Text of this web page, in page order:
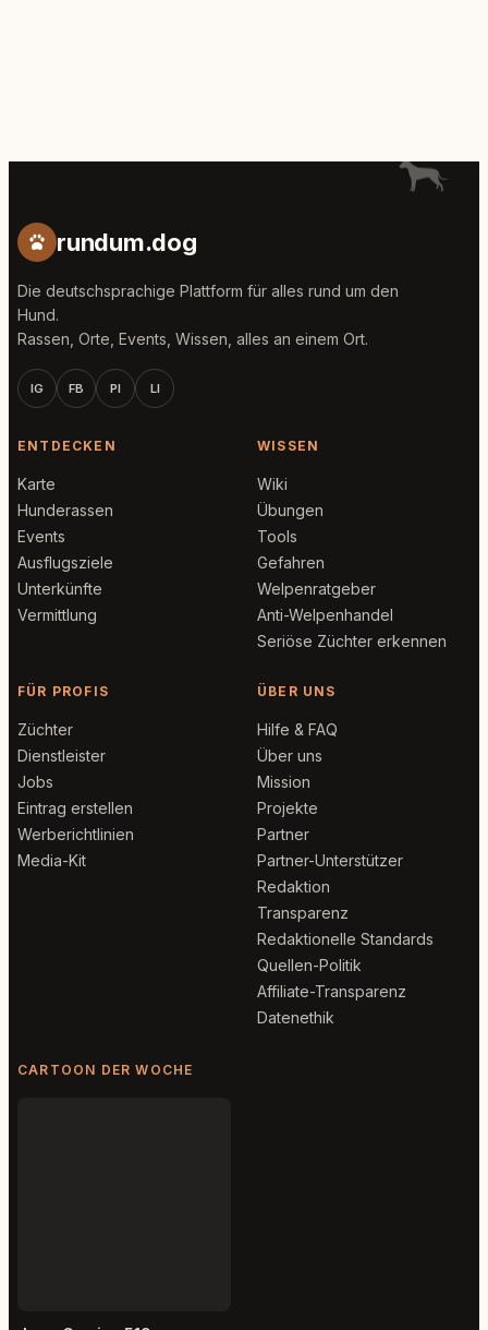
rundum.dog
Die deutschsprachige Plattform für alles rund um den
Hund.
Rassen, Orte, Events, Wissen, alles an einem Ort.
IG FB PI LI
ENTDECKEN
Karte
Hunderassen
Events
Ausflugsziele
Unterkünfte
Vermittlung
WISSEN
Wiki
Übungen
Tools
Gefahren
Welpenratgeber
Anti-Welpenhandel
Seriöse Züchter erkennen
FÜR PROFIS
Züchter
Dienstleister
Jobs
Eintrag erstellen
Werberichtlinien
Media-Kit
ÜBER UNS
Hilfe & FAQ
Über uns
Mission
Projekte
Partner
Partner-Unterstützer
Redaktion
Transparenz
Redaktionelle Standards
Quellen-Politik
Affiliate-Transparenz
Datenethik
CARTOON DER WOCHE